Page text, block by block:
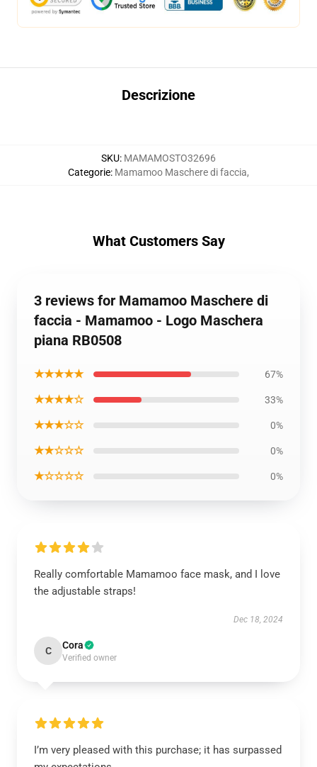
Descrizione
SKU: MAMAMOSTO32696
Categorie: Mamamoo Maschere di faccia,
What Customers Say
3 reviews for Mamamoo Maschere di
faccia - Mamamoo - Logo Maschera
piana RB0508
★★★★★ 67%
★★★★☆ 33%
★★★☆☆ 0%
★★☆☆☆ 0%
★☆☆☆☆ 0%
Really comfortable Mamamoo face mask, and I love
the adjustable straps!
Dec 18, 2024
C Cora
Verified owner
I’m very pleased with this purchase; it has surpassed